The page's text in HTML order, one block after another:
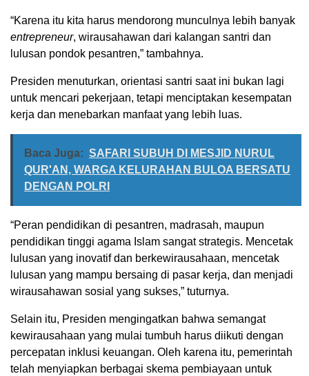
“Karena itu kita harus mendorong munculnya lebih banyak
entrepreneur, wirausahawan dari kalangan santri dan
lulusan pondok pesantren,” tambahnya.
Presiden menuturkan, orientasi santri saat ini bukan lagi
untuk mencari pekerjaan, tetapi menciptakan kesempatan
kerja dan menebarkan manfaat yang lebih luas.
Baca Juga: SAFARI SUBUH DI MESJID NURUL
QUR'AN, WARGA KELURAHAN BULOA BERSATU
DENGAN POLRI
“Peran pendidikan di pesantren, madrasah, maupun
pendidikan tinggi agama Islam sangat strategis. Mencetak
lulusan yang inovatif dan berkewirausahaan, mencetak
lulusan yang mampu bersaing di pasar kerja, dan menjadi
wirausahawan sosial yang sukses,” tuturnya.
Selain itu, Presiden mengingatkan bahwa semangat
kewirausahaan yang mulai tumbuh harus diikuti dengan
percepatan inklusi keuangan. Oleh karena itu, pemerintah
telah menyiapkan berbagai skema pembiayaan untuk